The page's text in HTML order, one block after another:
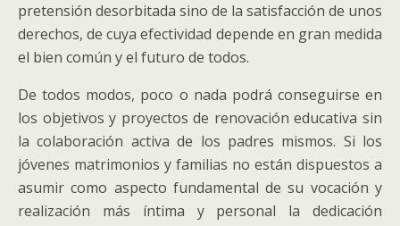
pretensión desorbitada sino de la satisfacción de unos
derechos, de cuya efectividad depende en gran medida
el bien común y el futuro de todos.
De todos modos, poco o nada podrá conseguirse en
los objetivos y proyectos de renovación educativa sin
la colaboración activa de los padres mismos. Si los
jóvenes matrimonios y familias no están dispuestos a
asumir como aspecto fundamental de su vocación y
realización más íntima y personal la dedicación